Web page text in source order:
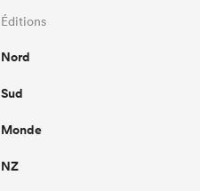
Éditions
Nord
Sud
Monde
NZ